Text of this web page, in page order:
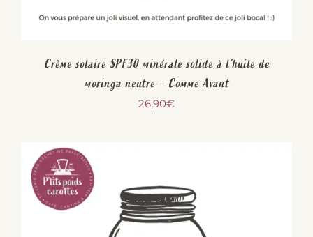
Crème solaire SPF30 minérale solide à l’huile de
moringa neutre – Comme Avant
26,90€